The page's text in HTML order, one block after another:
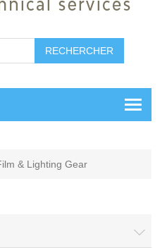
RECHERCHER
& Lighting Gear